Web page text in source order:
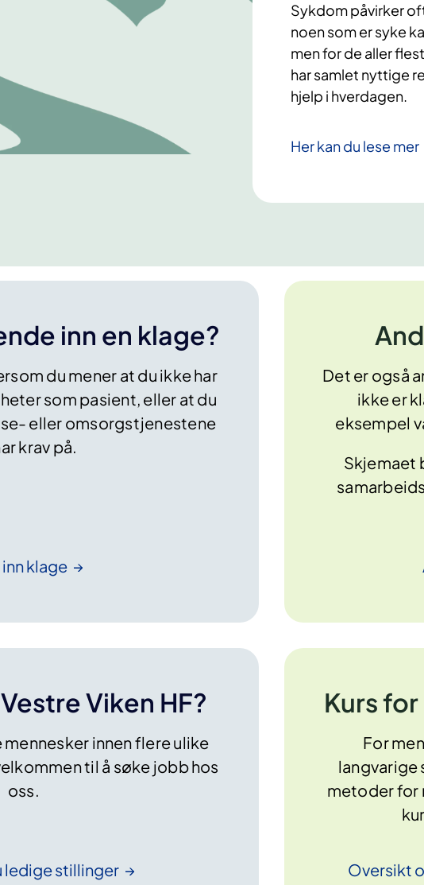
Sykdom påvirker
noen som er syke
men for de aller
har samlet nyttige
hjelp i hverdagen.
Her kan du lese mer
inn en klage?
du mener at du ikke har
som pasient, eller at du
eller omsorgstjenestene
krav på.
klage
Det er også
ikke er
eksempel
Skjemaet
Viken HF?
innen flere ulike
til å søke jobb hos
oss.
ledigestillinger
Kurs
For
langvarige
metoder for
Oversikt